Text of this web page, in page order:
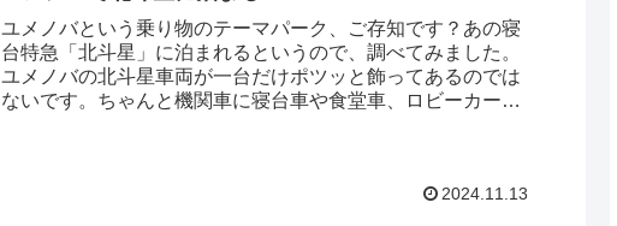
ユメノバという乗り物のテーマパーク、ご存知です？あの寝
台特急「北斗星」に泊まれるというので、調べてみました。
ユメノバの北斗星車両が一台だけポツッと飾ってあるのでは
ないです。ちゃんと機関車に寝台車や食堂車、ロビーカーが
2024.11.13